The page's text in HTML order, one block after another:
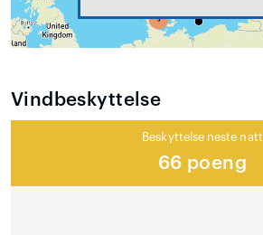
Vindbeskyttelse
Beskyttelse neste natt
66 poeng